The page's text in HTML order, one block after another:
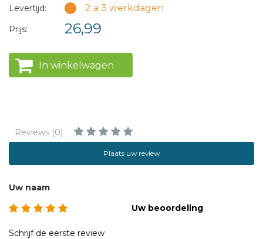
Levertijd: 2 a 3 werkdagen
Prijs: 26,99
In winkelwagen
Reviews (0)
Plaats uw review
Uw naam
Uw beoordeling
Schrijf de eerste review